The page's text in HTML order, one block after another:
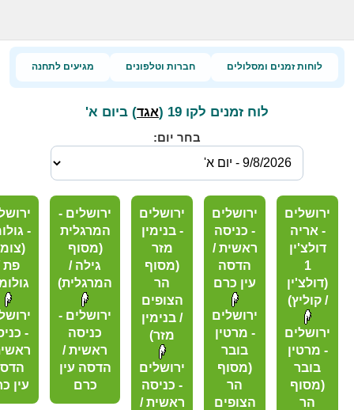
לוחות זמנים ומסלולים חברות וטלפונים מגיעים לתחנה
לוח זמנים לקו 19 ( אגד) ביום א'
בחר יום:
ירושלים
- אריה
דולצ'ין
1
(דולצ'ין
/ קוליץ)
ירושלים
- מרטין
בובר
(מסוף
הר
ירושלים
- כניסה
ראשית /
הדסה
עין כרם
ירושלים
- מרטין
בובר
(מסוף
הר
הצופים
ירושלים
- בנימין
מזר
(מסוף
הר
הצופים
/ בנימין
מזר)
ירושלים
- כניסה
ראשית /
ירושלים -
המרגלית
(מסוף
גילה /
המרגלית)
ירושלים -
כניסה
ראשית /
הדסה עין
כרם
-
פת
-
עין